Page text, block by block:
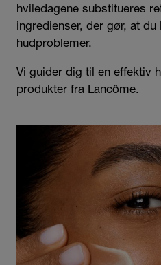
hviledagene substitueres
ingredienser, der gør, at
hudproblemer.
Vi guider dig til en effektiv
produkter fra Lancôme.